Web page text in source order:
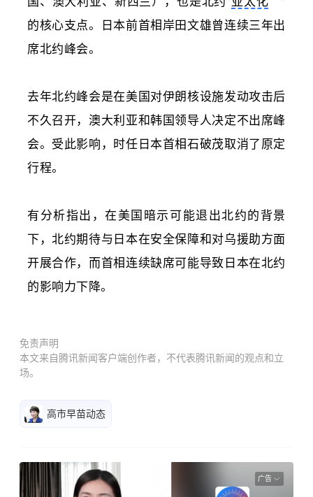
的核心支点。
日本前首相岸田文雄曾连续三年出
席北约峰会。
去年北约峰会是在美国对伊朗核设施发动攻击后
不久召开，澳大利亚和韩国领导人决定不出席峰
会。受此影响，时任日本首相石破茂取消了原定
行程。
有分析指出，在美国暗示可能退出北约的背景
下，北约期待与日本在安全保障和对乌援助方面
开展合作，而首相连续缺席可能导致日本在北约
的影响力下降。
免责声明
本文来自腾讯新闻客户端创作者，不代表腾讯新闻的观点和立
场。
高市早苗动态
广告